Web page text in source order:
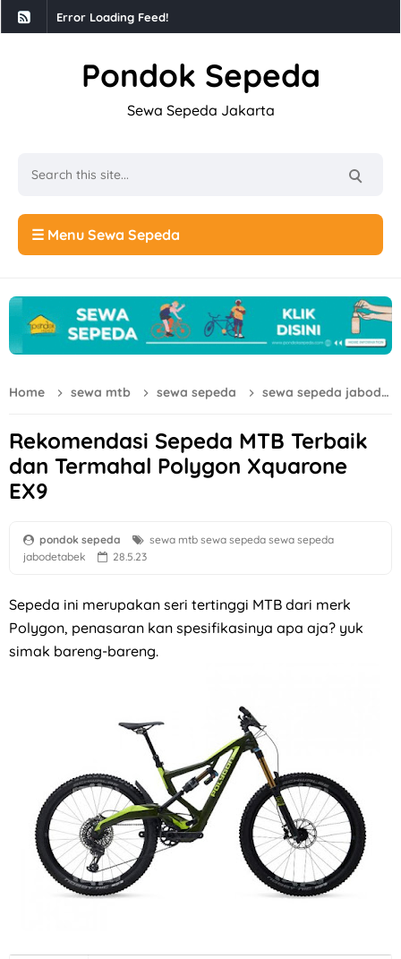
Error Loading Feed!
Pondok Sepeda
Sewa Sepeda Jakarta
☰ Menu Sewa Sepeda
Home sewa mtb sewa sepeda sewa sepeda jabodetabek
Rekomendasi Sepeda MTB Terbaik
dan Termahal Polygon Xquarone
EX9
pondok sepeda sewa mtb sewa sepeda sewa sepeda
jabodetabek
28.5.23
Sepeda ini merupakan seri tertinggi MTB dari merk
Polygon, penasaran kan spesifikasinya apa aja? yuk
simak bareng-bareng.